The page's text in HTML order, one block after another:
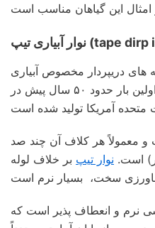
این گیاهان مناسب است
های دریپردار مخصوص آبیاری
قطره ای محسوب می شود که اولین بار حدود ۵۰ سال پیش در
و معمولاً هر کلاف آن چند صد
نوار تیپ بر خلاف لوله
نرم و انعطاف پذیر است که